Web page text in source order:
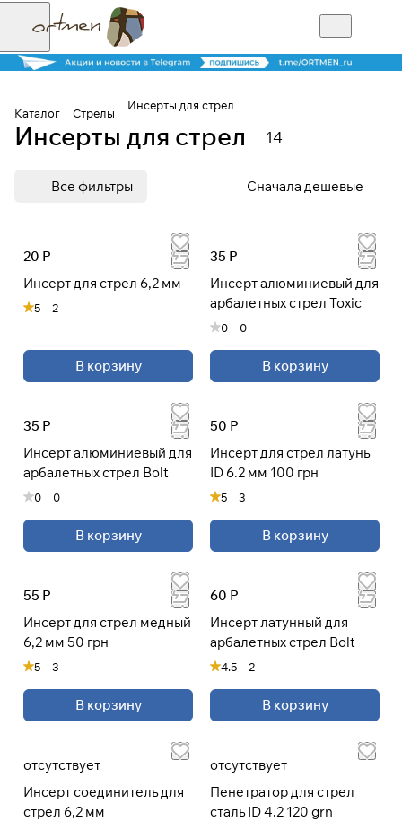
Каталог Стрелы
Инсерты для стрел
Инсерты для стрел 14
Все фильтры Сначала дешевые
20 Р
Инсерт для стрел 6,2 мм
5 2
В корзину
35 Р
Инсерт алюминиевый для
арбалетных стрел Toxic
0 0
В корзину
35 Р
Инсерт алюминиевый для
арбалетных стрел Bolt
0 0
В корзину
50 Р
Инсерт для стрел латунь
ID 6.2 мм 100 грн
5 3
В корзину
55 Р
Инсерт для стрел медный
6,2 мм 50 грн
5 3
В корзину
60 Р
Инсерт латунный для
арбалетных стрел Bolt
4.5 2
В корзину
отсутствует
Инсерт соединитель для
стрел 6,2 мм
отсутствует
Пенетратор для стрел
сталь ID 4.2 120 grn
Для клиентов всех банков
Разбейте
Сегодня
Добавляйте товары
При оформлении заказа
выберите метод оплаты ПЛАЙТ
Оплачивайте сегодня только25%
картой любого банка
Получайте товар
выбранный способом
% будут
каждые 2 недели
* При оплате через
скидки по купонам не
применяются.